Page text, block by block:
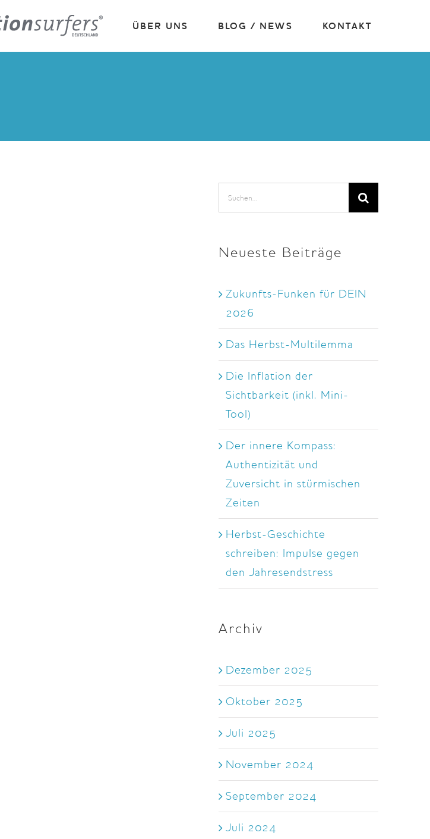
ÜBER UNS BLOG / NEWS KONTAKT
nach:
Neueste Beiträge
Zukunfts-Funken für DEIN
2026
Das Herbst-Multilemma
Die Inflation der
Sichtbarkeit (inkl. Mini-
Tool)
Der innere Kompass:
Authentizität und
Zuversicht in stürmischen
Zeiten
Herbst-Geschichte
schreiben: Impulse gegen
den Jahresendstress
Archiv
Dezember 2025
Oktober 2025
Juli 2025
November 2024
September 2024
Juli 2024